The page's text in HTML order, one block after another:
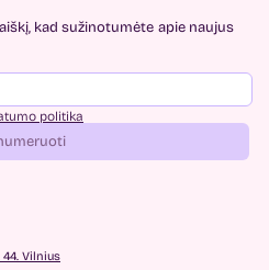
kad sužinotumėte apie naujus
politika
Vilnius